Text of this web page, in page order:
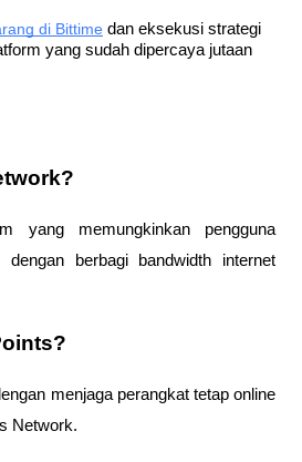
di Bittime dan eksekusi strategi
yang sudah dipercaya jutaan
yang memungkinkan pengguna
dengan berbagi bandwidth internet
menjaga perangkat tetap online
Network.